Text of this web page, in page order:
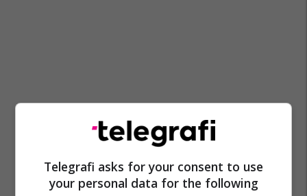
Telegrafi asks for your consent to use
your personal data for the following